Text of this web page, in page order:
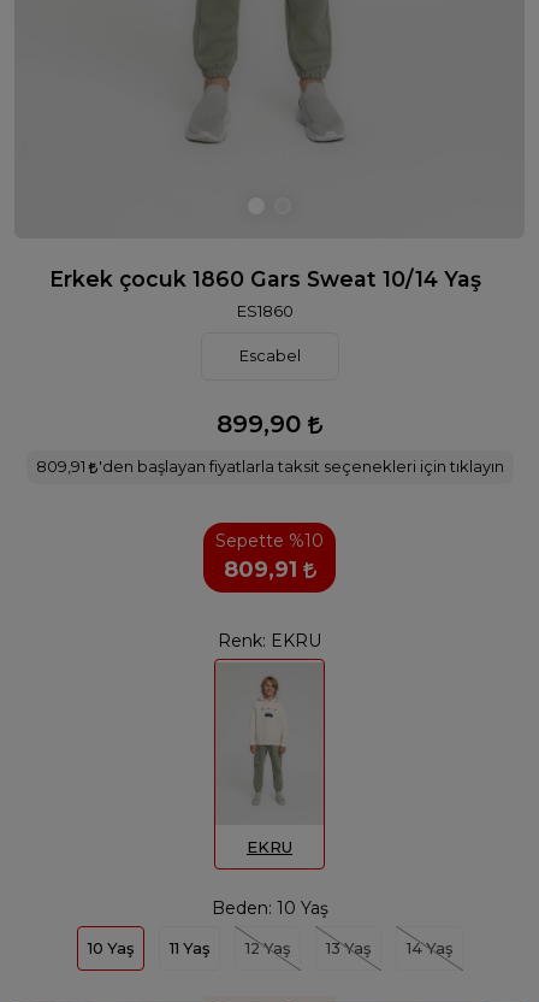
Erkek çocuk 1860 Gars Sweat 10/14 Yaş
ES1860
Escabel
899,90
809,91 'den başlayan fiyatlarla taksit seçenekleri için tıklayın
Sepette %10
809,91
Renk: EKRU
EKRU
Beden: 10 Yaş
10 Yaş 11 Yaş 12 Yaş 13 Yaş 14 Yaş